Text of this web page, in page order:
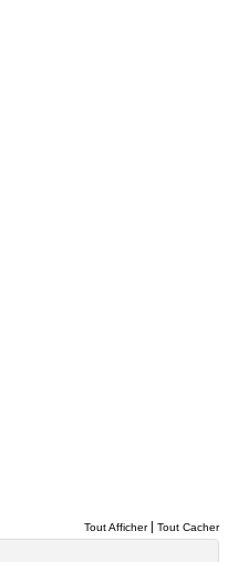
Tout Afficher| Tout Cacher